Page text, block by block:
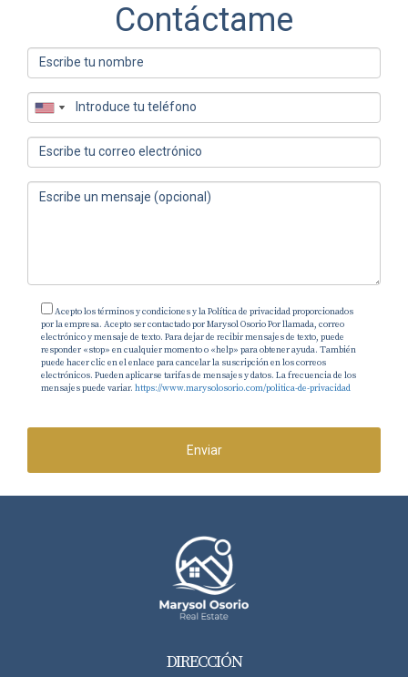
latino, la clave no está en comprar rápido, sino
en comprar bien, con análisis,
acompañamiento profesional y una estrategia
clara.
Invertir en EE. UU. no tiene por qué ser
complejo, pero sí debe ser
Cuando la decisión se toma con información y
criterio, Florida deja de ser solo un destino
Si estás evaluando invertir en Florida y
quieres entender qué ciudad, tipo de
propiedad y estrategia se alinean mejor
con tu perfil como inversionista, una
asesoría bien estructurada puede marcar la
diferencia entre una compra más y una
Contáctame
Acepto los términos y condiciones y la Política de privacidad proporcionados
por la empresa. Acepto ser contactado por Marysol Osorio Por llamada, correo
electrónico y mensaje de texto. Para dejar de recibir mensajes de texto, puede
responder «stop» en cualquier momento o «help» para obtener ayuda. También
puede hacer clic en el enlace para cancelar la suscripción en los correos
electrónicos. Pueden aplicarse tarifas de mensajes y datos. La frecuencia de los
mensajes puede variar. https://www.marysolosorio.com/politica-de-privacidad
Enviar
DIRECCIÓN